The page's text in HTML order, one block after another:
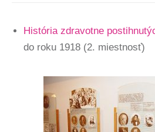
História zdravotne
do roku 1918 (2. miestnosť)